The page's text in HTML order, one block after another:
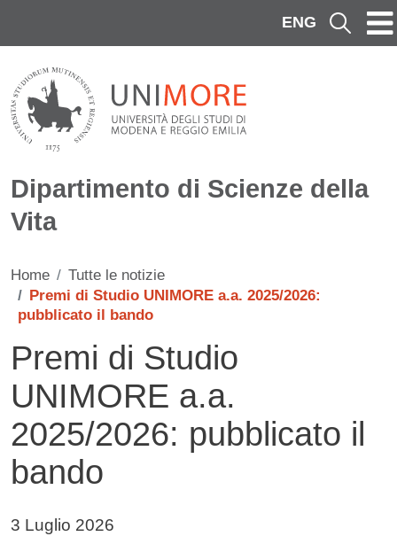
ENG Cerca
Dipartimento di Scienze della
Vita
Home
Tutte le notizie
Premi di Studio UNIMORE a.a. 2025/2026:
pubblicato il bando
Premi di Studio
UNIMORE a.a.
2025/2026: pubblicato il
bando
Data di pubblicazione della notizia
3 Luglio 2026